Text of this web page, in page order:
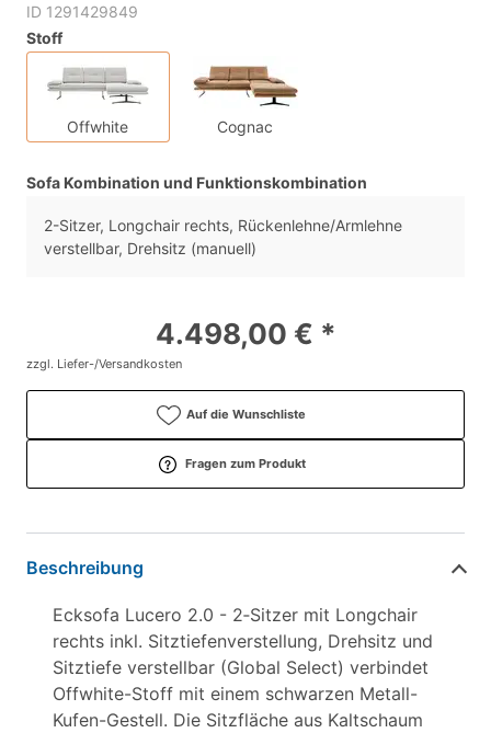
ID 1291429849
Stoff
Offwhite Cognac
Sofa Kombination und Funktionskombination
2-Sitzer, Longchair rechts, Rückenlehne/Armlehne
verstellbar, Drehsitz (manuell)
4.498,00 € *
zzgl. Liefer-/Versandkosten
Auf die Wunschliste
Fragen zum Produkt
Beschreibung
Ecksofa Lucero 2.0 - 2‑Sitzer mit Longchair
rechts inkl. Sitztiefenverstellung, Drehsitz und
Sitztiefe verstellbar (Global Select) verbindet
Offwhite-Stoff mit einem schwarzen Metall-
Kufen-Gestell. Die Sitzfläche aus Kaltschaum